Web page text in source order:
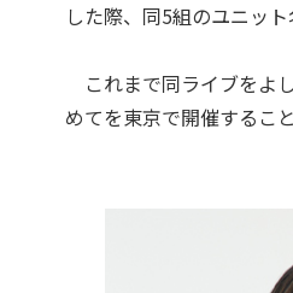
した際、同5組のユニッ
これまで同ライブをよ
めてを東京で開催するこ